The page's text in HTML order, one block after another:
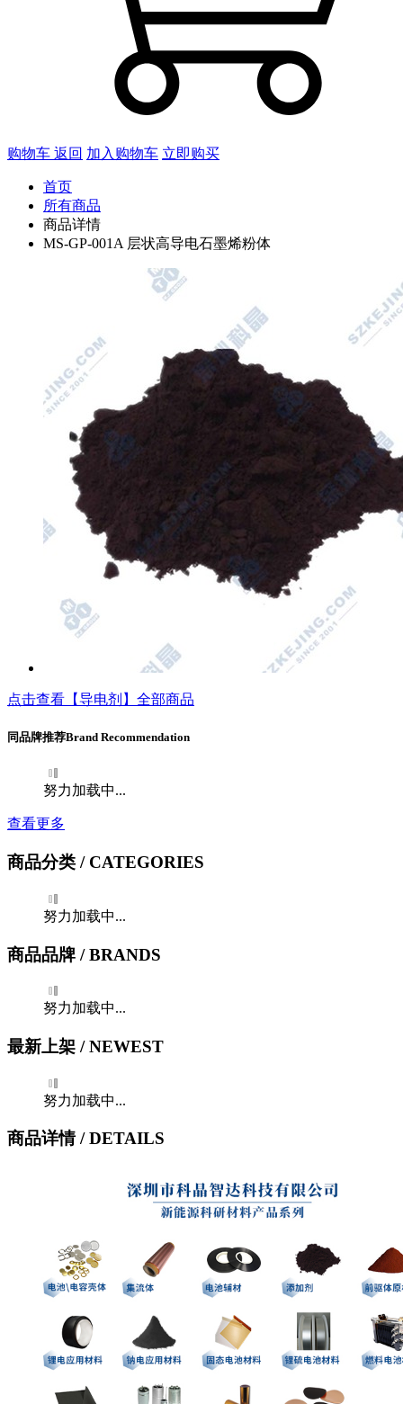
购物车 返回 加入购物车 立即购买
首页
所有商品
商品详情
MS-GP-001A 层状高导电石墨烯粉体
点击查看【导电剂】全部商品
同品牌推荐Brand Recommendation
努力加载中...
查看更多
商品分类 / CATEGORIES
努力加载中...
商品品牌 / BRANDS
努力加载中...
最新上架 / NEWEST
努力加载中...
商品详情/ DETAILS